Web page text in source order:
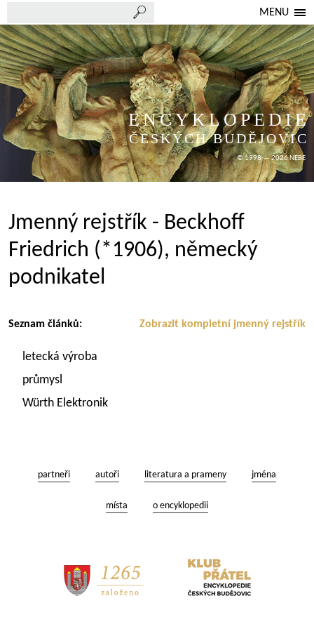
MENU
ENCYKLOPEDIE
ČESKÝCH BUDĚJOVIC
© 1998 — 2026 NEBE
Jmenný rejstřík - Beckhoff
Friedrich (*1906), německý
podnikatel
Zobrazit kompletní jmenný rejstřík
Seznam článků:
letecká výroba
průmysl
Würth Elektronik
partneři autoři literatura a prameny jména
místa o encyklopedii